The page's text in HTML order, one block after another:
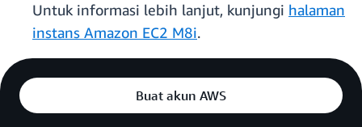
Untuk informasi lebih lanjut, kunjungi halaman
instans Amazon EC2 M8i.
Buat akun AWS